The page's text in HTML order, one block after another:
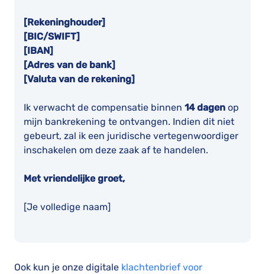
[Rekeninghouder]
[BIC/SWIFT]
[IBAN]
[Adres van de bank]
[Valuta van de rekening]
Ik verwacht de compensatie binnen 14 dagen op
mijn bankrekening te ontvangen. Indien dit niet
gebeurt, zal ik een juridische vertegenwoordiger
inschakelen om deze zaak af te handelen.
Met vriendelijke groet,
[Je volledige naam]
Ook kun je onze digitale klachtenbrief voor